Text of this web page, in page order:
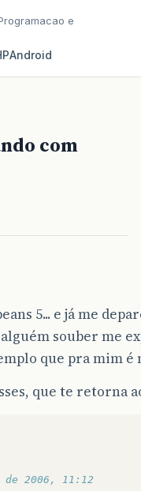
e
Android
com
5... e já me
souber me
que pra mim
que te retorna
2006, 11:12